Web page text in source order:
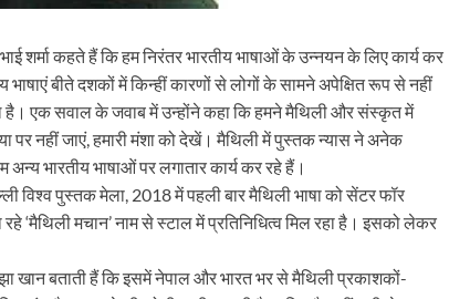
शर्मा कहते हैं कि हम निरंतर भारतीय भाषाओं के उन्नयन के लिए कार्य कर
भाषाएं बीते दशकों में किन्हीं कारणों से लोगों के सामने अपेक्षित रूप से नहीं
एक सवाल के जवाब में उन्होंने कहा कि हमने मैथिली और संस्कृत में
नहीं जाएं, हमारी मंशा को देखें। मैथिली में पुस्तक न्यास ने अनेक
भारतीय भाषाओं पर लगातार कार्य कर रहे हैं।
विश्व पुस्तक मेला, 2018 में पहली बार मैथिली भाषा को सेंटर फॉर
‘मैथिली मचान’ नाम से स्टाल में प्रतिनिधित्व मिल रहा है। इसको लेकर
खान बताती हैं कि इसमें नेपाल और भारत भर से मैथिली प्रकाशकों-